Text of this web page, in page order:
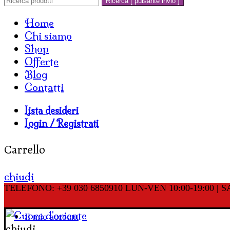
Home
Chi siamo
Shop
Offerte
Blog
Contatti
Lista desideri
Login / Registrati
Carrello
chiudi
TELEFONO: +39 030 6850910 LUN-VEN 10:00-19:00 |
Il mio account